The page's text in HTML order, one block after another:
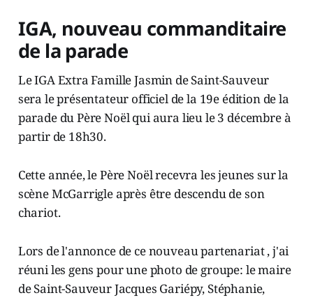
IGA, nouveau commanditaire
de la parade
Le IGA Extra Famille Jasmin de Saint-Sauveur
sera le présentateur officiel de la 19e édition de la
parade du Père Noël qui aura lieu le 3 décembre à
partir de 18h30.
Cette année, le Père Noël recevra les jeunes sur la
scène McGarrigle après être descendu de son
chariot.
Lors de l'annonce de ce nouveau partenariat , j'ai
réuni les gens pour une photo de groupe: le maire
de Saint-Sauveur Jacques Gariépy, Stéphanie,